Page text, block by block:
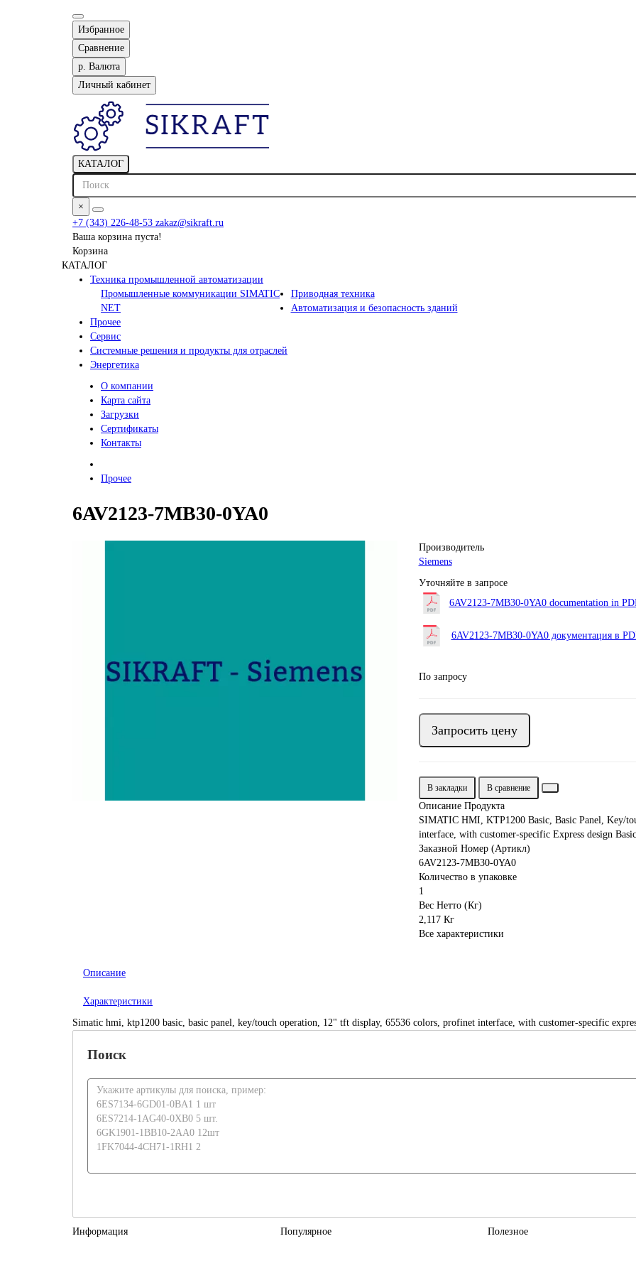
Избранное
Сравнение
р. Валюта
Личный кабинет
КАТАЛОГ
×
+7 (343) 226-48-53 zakaz@sikraft.ru
Ваша корзина пуста!
Корзина
КАТАЛОГ
Техника промышленной автоматизации
Промышленные коммуникации SIMATIC
NET
Приводная техника
Автоматизация и безопасность зданий
Прочее
Сервис
Системные решения и продукты для отраслей
Энергетика
О компании
Карта сайта
Загрузки
Сертификаты
Контакты
Прочее
6AV2123-7MB30-0YA0
Производитель
Siemens
Уточняйте в запросе
6AV2123-7MB30-0YA0 documentation in
6AV2123-7MB30-0YA0 документация в
По запросу
Запросить цену
В закладки В сравнение
Описание Продукта
SIMATIC HMI, KTP1200 Basic, Basic Panel, Key/
interface, with customer-specific Express design
Заказной Номер (Артикл)
6AV2123-7MB30-0YA0
Количество в упаковке
1
Вес Нетто (Кг)
2,117 Кг
Все характеристики
Описание
Характеристики
Simatic hmi, ktp1200 basic, basic panel, key/touch operation, 12" tft display, 65536 colors, profinet interface, with customer-specific
Поиск
Информация Популярное Полезное